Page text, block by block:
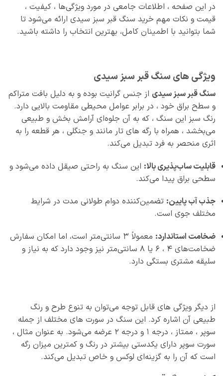
در این صفحه ، اطلاعات جامعی در مورد ویژگی‌ها ، کیفیت ،
قیمت و نکات مهم خرید سنگ قبر سبز سیدی ارائه می‌شود تا
شما بتوانید با اطمینان کامل، بهترین انتخاب را داشته باشید.
ویژگی‌ های سنگ قبر سبز سیدی
سنگ قبر سبز سیدیاز جنس گرانیت بوده و به دلیل بافت متراکم
و سطح براق خود ، در برابر عوامل محیطی مقاومت بالایی دارد.
رنگ سبز این سنگ ، که به آن جلوه‌ای آرامش‌ بخش و طبیعی
می‌بخشد ، همراه با رگه‌ های تار مانند و جنگلی ، هر قطعه را به
اثری منحصر به فرد تبدیل می‌کند.
قابلیت ساب‌پذیری بالا:این سنگ به راحتی صیقل داده می‌شود و
سطحی براق پیدا می‌کند.
جذب آب پایین:تضمین‌کننده دوام طولانی‌ مدت در شرایط
مختلف جوی است.
ضخامت استاندارد:
معمولاً 3 سانتی‌متر است، اما امکان سفارش
ضخامت‌های 4 ، 6 یا 8 سانتی‌متر نیز وجود دارد که به نیاز و
سلیقه مشتری بستگی دارد.
از دیگر ویژگی‌ های قابل توجه می‌توان به تنوع طرح و رنگ
طبیعی آن اشاره کرد. این سنگ در سورت‌ های مختلف از جمله
سوپر ، ممتاز ، درجه 1 و درجه 2 عرضه می‌شود. به عنوان مثال ،
سورت سوپر دارای یکدستی بیشتر در رنگ و کمترین میزان رگه
است که آن را به گزینه‌ای لوکس و خاص تبدیل می‌کند.